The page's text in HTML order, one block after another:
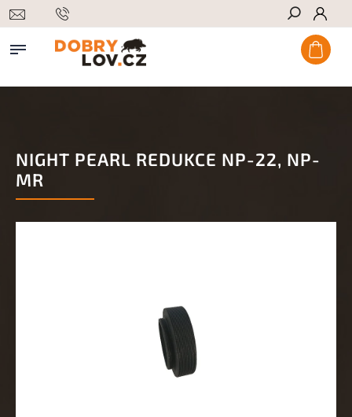
Hledat
NIGHT PEARL REDUKCE NP-22, NP-
MR